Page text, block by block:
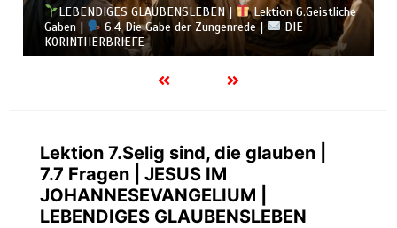
LEBENDIGES GLAUBENSLEBEN |
Lektion 6.Geistliche
Gaben |
6.4 Die Gabe der Zungenrede |
DIE
KORINTHERBRIEFE
Lektion 7.Selig sind, die glauben |
7.7 Fragen | JESUS IM
JOHANNESEVANGELIUM |
LEBENDIGES GLAUBENSLEBEN